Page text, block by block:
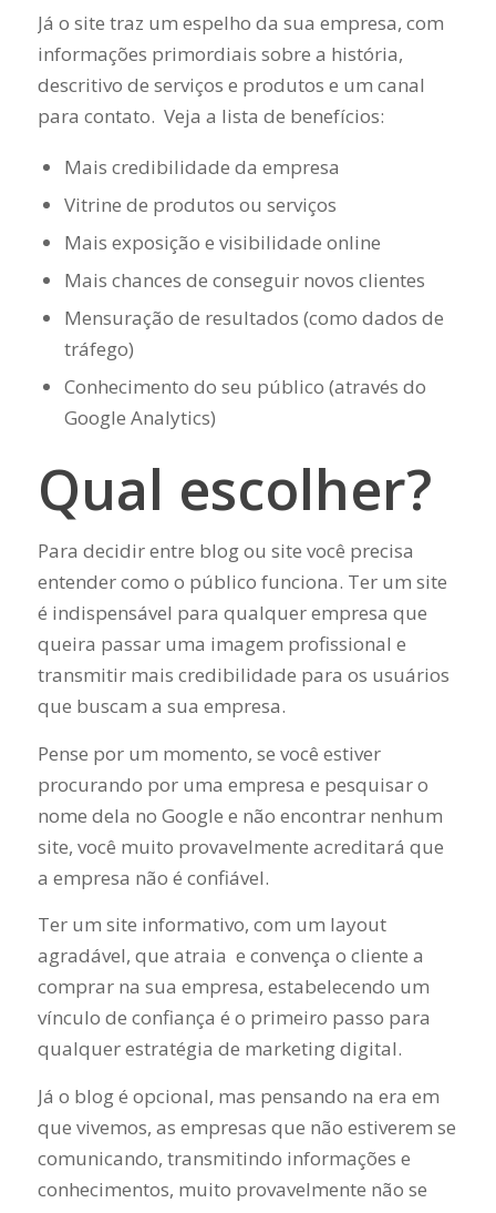
Já o site traz um espelho da sua empresa, com
informações primordiais sobre a história,
descritivo de serviços e produtos e um canal
para contato. Veja a lista de benefícios:
Mais credibilidade da empresa
Vitrine de produtos ou serviços
Mais exposição e visibilidade online
Mais chances de conseguir novos clientes
Mensuração de resultados (como dados de
tráfego)
Conhecimento do seu público (através do
Google Analytics)
Qual escolher?
Para decidir entre blog ou site você precisa
entender como o público funciona. Ter um site
é indispensável para qualquer empresa que
queira passar uma imagem profissional e
transmitir mais credibilidade para os usuários
que buscam a sua empresa.
Pense por um momento, se você estiver
procurando por uma empresa e pesquisar o
nome dela no Google e não encontrar nenhum
site, você muito provavelmente acreditará que
a empresa não é confiável.
Ter um site informativo, com um layout
agradável, que atraia e convença o cliente a
comprar na sua empresa, estabelecendo um
vínculo de confiança é o primeiro passo para
qualquer estratégia de marketing digital.
Já o blog é opcional, mas pensando na era em
que vivemos, as empresas que não estiverem se
comunicando, transmitindo informações e
conhecimentos, muito provavelmente não se